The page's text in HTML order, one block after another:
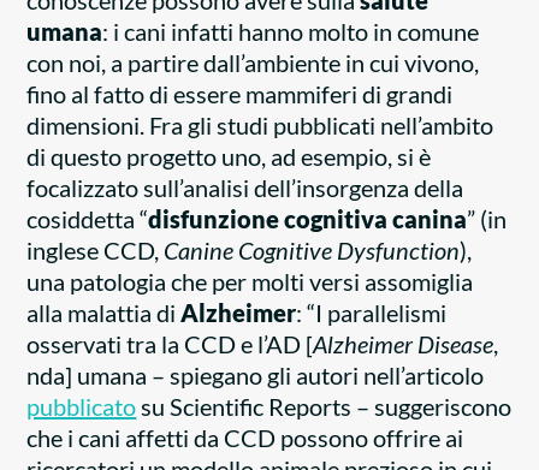
umana: i cani infatti hanno molto in comune
con noi, a partire dall’ambiente in cui vivono,
fino al fatto di essere mammiferi di grandi
dimensioni. Fra gli studi pubblicati nell’ambito
di questo progetto uno, ad esempio, si è
focalizzato sull’analisi dell’insorgenza della
cosiddetta “disfunzione cognitiva canina” (in
inglese CCD, Canine Cognitive Dysfunction),
una patologia che per molti versi assomiglia
alla malattia diAlzheimer: “I parallelismi
osservati tra la CCD e l’AD [Alzheimer Disease,
nda] umana – spiegano gli autori nell’articolo
pubblicatosu Scientific Reports – suggeriscono
che i cani affetti da CCD possono offrire ai